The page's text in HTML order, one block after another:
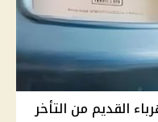
القديم من التأخر